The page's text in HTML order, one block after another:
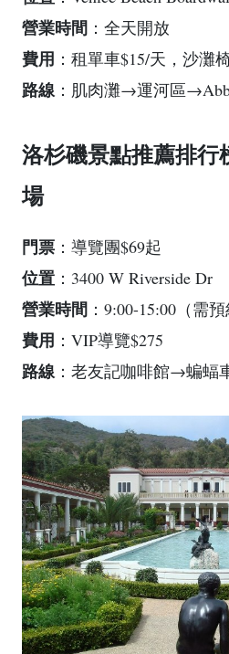
營業時間 ：全天開放
費用 ：租單車$15/天，沙灘
路線：肌肉灘→運河區
洛杉磯景點推薦排行
場
門票 ：導覽團$69起
位置 ：3400 W Riverside Dr
營業時間 ：9:00-15:00（需預
費用 ：VIP導覽$275
路線：老友記咖啡館→蝙蝠